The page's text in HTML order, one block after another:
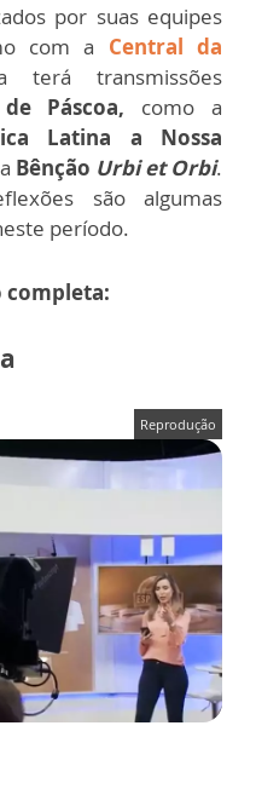
por suas equipes
com a Central da
terá transmissões
Páscoa, como a
Latina
a Nossa
Bênção Urbi et Orbi.
são algumas
período.
completa:
Reprodução